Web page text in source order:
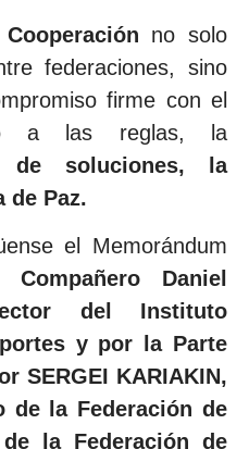
no solo
federaciones, sino
firme con el
a las reglas, la
de soluciones, la
de Paz.
el Memorándum
Compañero Daniel
del Instituto
y por la Parte
SERGEI KARIAKIN,
de la Federación de
la Federación de